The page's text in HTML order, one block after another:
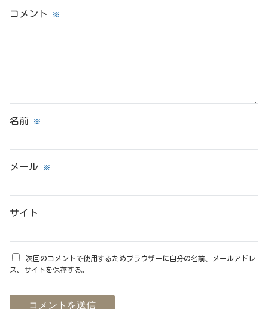
コメント ※
名前 ※
メール ※
サイト
次回のコメントで使用するためブラウザーに自分の名前、メールアドレ
ス、サイトを保存する。